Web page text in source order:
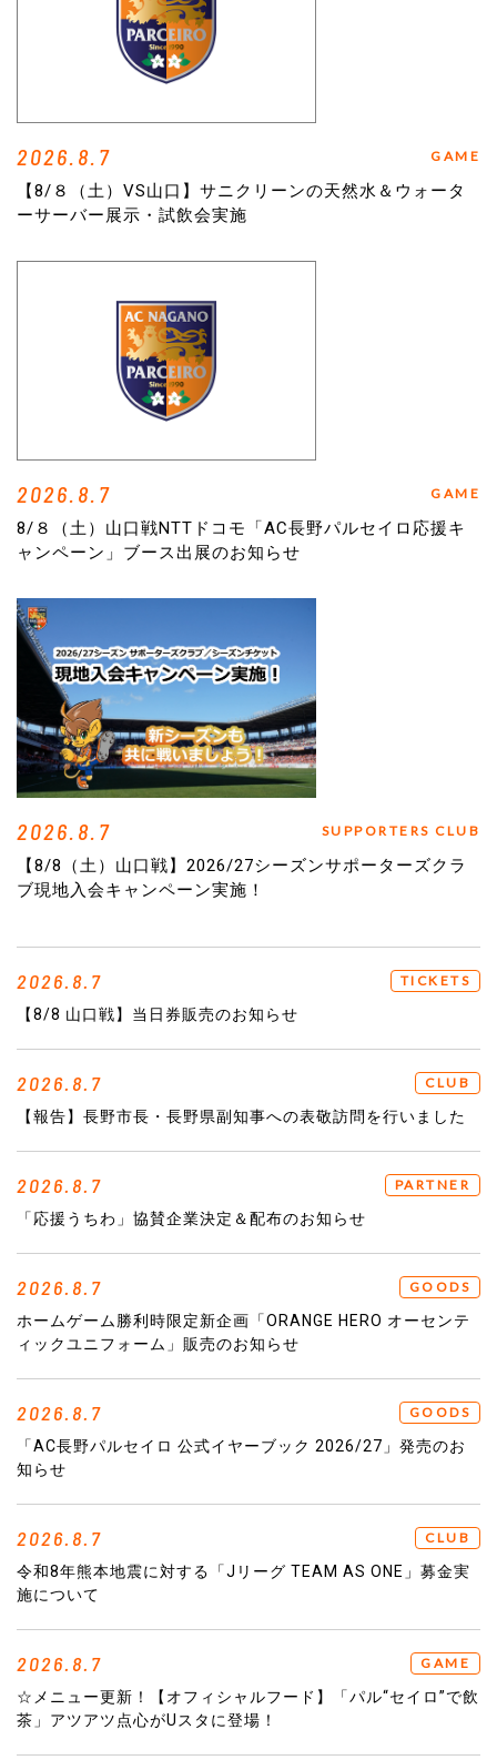
2026.8.7 GAME
【8/８（土）VS山口】サニクリーンの天然水＆ウォータ
ーサーバー展示・試飲会実施
2026.8.7 GAME
8/８（土）山口戦NTTドコモ「AC長野パルセイロ応援キ
ャンペーン」ブース出展のお知らせ
2026.8.7 SUPPORTERS CLUB
【8/8（土）山口戦】2026/27シーズンサポーターズクラ
ブ現地入会キャンペーン実施！
2026.8.7 TICKETS
【8/8 山口戦】当日券販売のお知らせ
2026.8.7 CLUB
【報告】長野市長・長野県副知事への表敬訪問を行いました
2026.8.7 PARTNER
「応援うちわ」協賛企業決定＆配布のお知らせ
2026.8.7 GOODS
ホームゲーム勝利時限定新企画「ORANGE HERO オーセンテ
ィックユニフォーム」販売のお知らせ
2026.8.7 GOODS
「AC長野パルセイロ 公式イヤーブック 2026/27」発売のお
知らせ
2026.8.7 CLUB
令和8年熊本地震に対する「Jリーグ TEAM AS ONE」募金実
施について
2026.8.7 GAME
☆メニュー更新！【オフィシャルフード】「パル“セイロ”で飲
茶」アツアツ点心がUスタに登場！